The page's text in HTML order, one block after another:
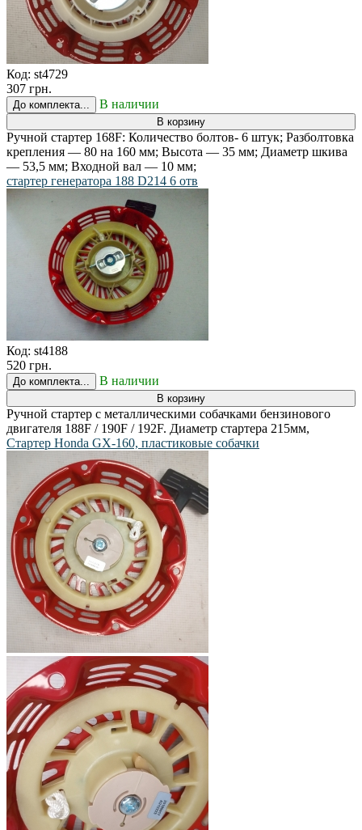
Код: st4729
307 грн.
До комплекта... В наличии
В корзину
Ручной стартер 168F: Количество болтов- 6 штук; Разболтовка
крепления — 80 на 160 мм; Высота — 35 мм; Диаметр шкива
— 53,5 мм; Входной вал — 10 мм;
стартер генератора 188 D214 6 отв
Код: st4188
520 грн.
До комплекта... В наличии
В корзину
Ручной стартер с металлическими собачками бензинового
двигателя 188F / 190F / 192F. Диаметр стартера 215мм,
Стартер Honda GX-160, пластиковые собачки